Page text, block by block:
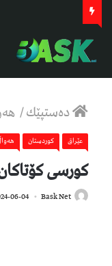
دەستپێك/
عێراق كوردستان
کورسی
Bask Net
06-04